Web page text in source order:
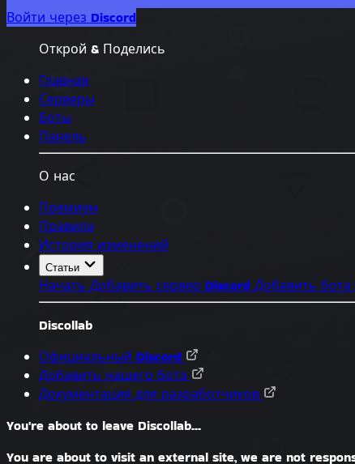
Войти через Discord
Открой & Поделись
Главная
Серверы
Боты
Панель
О нас
Премиум
Правила
История изменений
Статьи
Начать Добавить сервер Discord Добавить бота
Discollab
Официальный Discord
Добавить нашего бота
Документация для разработчиков
You're about to leave Discollab...
You are about to visit an external site, we are not